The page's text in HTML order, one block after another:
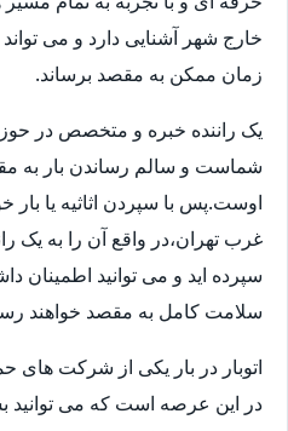
خارج شهر آشنایی دارد و می تواند
زمان ممکن به مقصد برساند.
یک راننده خبره و متخصص در
شماست و سالم رساندن بار به
اوست.پس با سپردن اثاثیه یا بار
غرب تهران،در واقع آن را به یک
سپرده اید و می توانید اطمینان
سلامت کامل به مقصد خواهند
اتوبار در بار یکی از شرکت های
در این عرصه است که می توانید